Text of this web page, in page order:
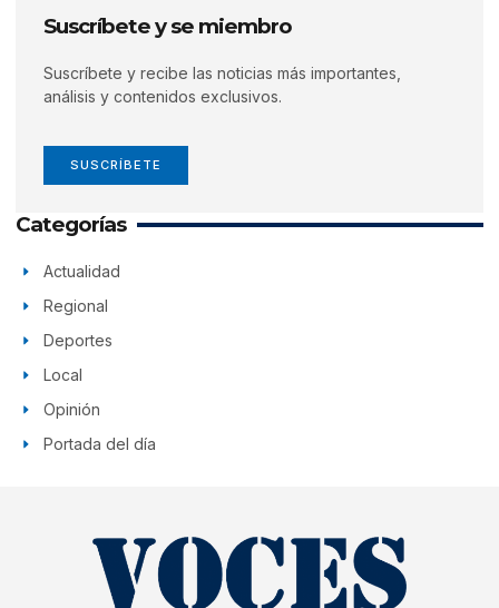
Suscríbete y se miembro
Suscríbete y recibe las noticias más importantes,
análisis y contenidos exclusivos.
SUSCRÍBETE
Categorías
Actualidad
Regional
Deportes
Local
Opinión
Portada del día